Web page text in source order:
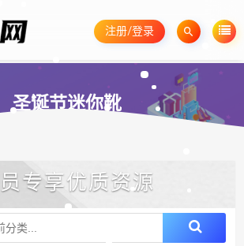
注册/登录
圣诞节迷你靴
专享优质资源